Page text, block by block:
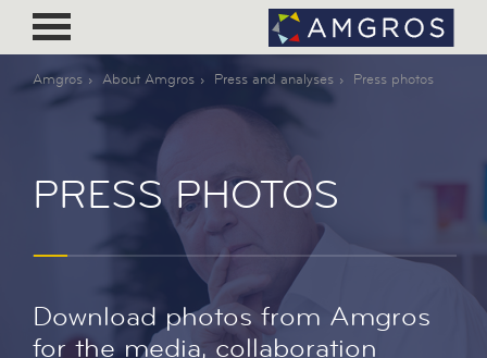
Amgros About Amgros Press and analyses Press photos
PRESS PHOTOS
Download photos from Amgros
for the media, collaboration